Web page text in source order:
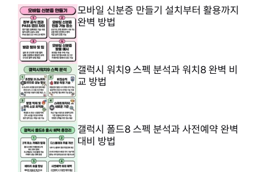
모바일 신분증 만들기 설치부터 활용까지
완벽 방법
갤럭시 워치9 스펙 분석과 워치8 완벽 비
교 방법
갤럭시 폴드8 스펙 분석과 사전예약 완벽
대비 방법